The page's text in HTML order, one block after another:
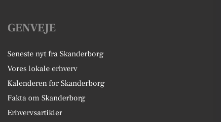
GENVEJE
Seneste nyt fra Skanderborg
Vores lokale erhverv
Kalenderen for Skanderborg
Fakta om Skanderborg
Erhvervsartikler